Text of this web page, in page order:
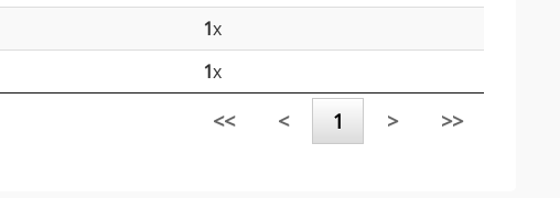
1x
1x
<< < 1 > >>